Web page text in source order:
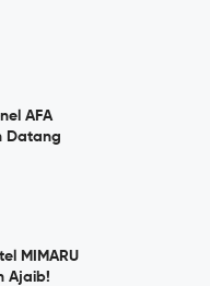
AFA
Datang
MIMARU
Ajaib!